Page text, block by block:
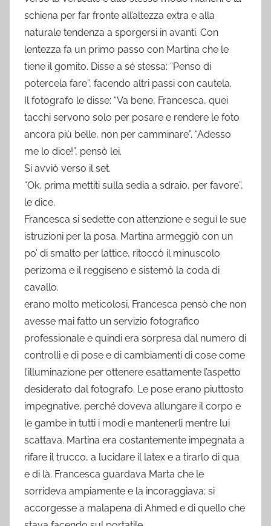
schiena per far fronte all’altezza extra e alla
naturale tendenza a sporgersi in avanti. Con
lentezza fa un primo passo con Martina che le
tiene il gomito. Disse a sé stessa: “Penso di
potercela fare”, facendo altri passi con cautela.
Il fotografo le disse: “Va bene, Francesca, quei
tacchi servono solo per posare e rendere le foto
ancora più belle, non per camminare”. “Adesso
me lo dice!”, pensò lei.
Si avviò verso il set.
“Ok, prima mettiti sulla sedia a sdraio, per favore”,
le dice.
Francesca si sedette con attenzione e seguì le sue
istruzioni per la posa. Martina armeggiò con un
po’ di smalto per lattice, ritoccò il minuscolo
perizoma e il reggiseno e sistemò la coda di
cavallo.
erano molto meticolosi. Francesca pensò che non
avesse mai fatto un servizio fotografico
professionale e quindi era sorpresa dal numero di
controlli e di pose e di cambiamenti di cose come
l’illuminazione per ottenere esattamente l’aspetto
desiderato dal fotografo. Le pose erano piuttosto
impegnative, perché doveva allungare il corpo e
le gambe in tutti i modi e mantenerli mentre lui
scattava. Martina era costantemente impegnata a
rifare il trucco, a lucidare il latex e a tirarlo di qua
e di là. Francesca guardava Marta che le
sorrideva ampiamente e la incoraggiava; si
accorgesse a malapena di Ahmed e di quello che